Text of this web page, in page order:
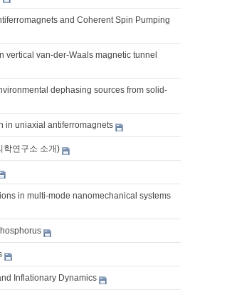
and Coherent Spin Pumping
vertical van-der-Waals magnetic tunnel
dephasing sources from solid-
in uniaxial antiferromagnets
학연구소 소개)
in multi-mode nanomechanical systems
Inflationary Dynamics